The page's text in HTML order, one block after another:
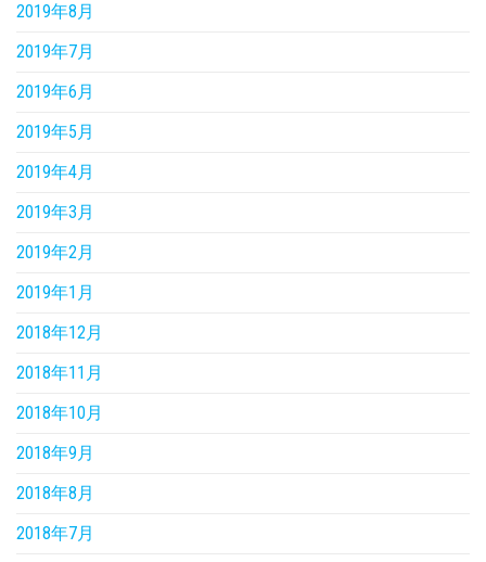
2019年8月
2019年7月
2019年6月
2019年5月
2019年4月
2019年3月
2019年2月
2019年1月
2018年12月
2018年11月
2018年10月
2018年9月
2018年8月
2018年7月